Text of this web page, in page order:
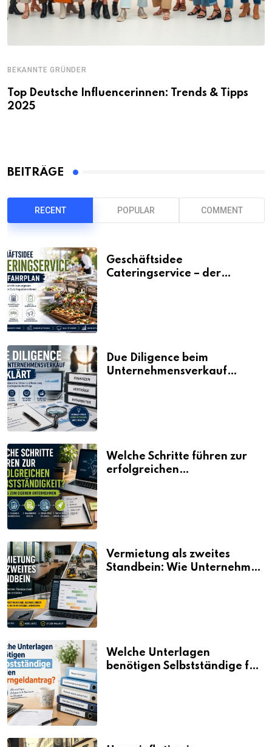
BEKANNTE GRÜNDER
Top Deutsche Influencerinnen: Trends & Tipps
2025
BEITRÄGE
RECENT POPULAR COMMENT
Geschäftsidee
Cateringservice – der
Due Diligence beim
Unternehmensverkauf
Welche Schritte führen zur
erfolgreichen
Vermietung als zweites
Standbein: Wie Unternehmen
Welche Unterlagen
benötigen Selbstständige für